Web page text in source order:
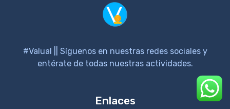
#Valual || Síguenos en nuestras redes sociales y
entérate de todas nuestras actividades.
Enlaces